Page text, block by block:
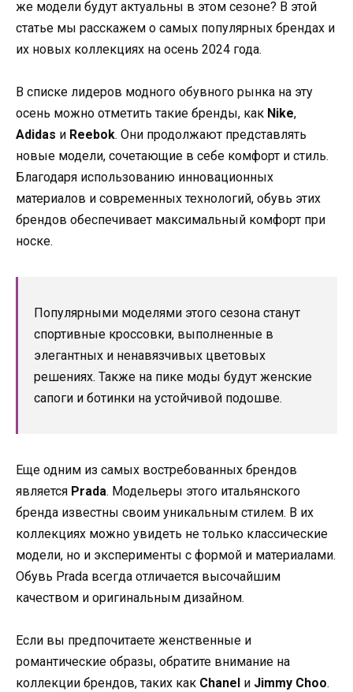
же модели будут актуальны в этом сезоне? В этой
статье мы расскажем о самых популярных брендах и
их новых коллекциях на осень 2024 года.
В списке лидеров модного обувного рынка на эту
осень можно отметить такие бренды, как Nike,
Adidas и Reebok. Они продолжают представлять
новые модели, сочетающие в себе комфорт и стиль.
Благодаря использованию инновационных
материалов и современных технологий, обувь этих
брендов обеспечивает максимальный комфорт при
носке.
Популярными моделями этого сезона станут
спортивные кроссовки, выполненные в
элегантных и ненавязчивых цветовых
решениях. Также на пике моды будут женские
сапоги и ботинки на устойчивой подошве.
Еще одним из самых востребованных брендов
является Prada. Модельеры этого итальянского
бренда известны своим уникальным стилем. В их
коллекциях можно увидеть не только классические
модели, но и эксперименты с формой и материалами.
Обувь Prada всегда отличается высочайшим
качеством и оригинальным дизайном.
Если вы предпочитаете женственные и
романтические образы, обратите внимание на
коллекции брендов, таких как Chanel и Jimmy Choo.